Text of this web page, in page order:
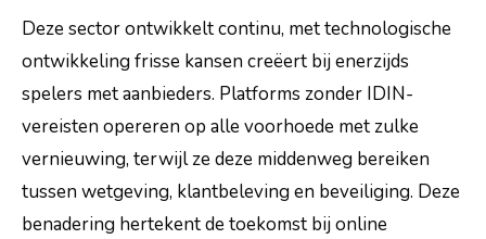
Deze sector ontwikkelt continu, met technologische
ontwikkeling frisse kansen creëert bij enerzijds
spelers met aanbieders. Platforms zonder IDIN-
vereisten opereren op alle voorhoede met zulke
vernieuwing, terwijl ze deze middenweg bereiken
tussen wetgeving, klantbeleving en beveiliging. Deze
benadering hertekent de toekomst bij online